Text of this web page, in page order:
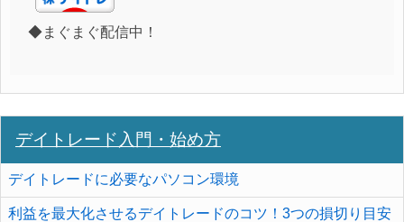
◆まぐまぐ配信中！
デイトレード入門・始め方
デイトレードに必要なパソコン環境
利益を最大化させるデイトレードのコツ！3つの損切り目安